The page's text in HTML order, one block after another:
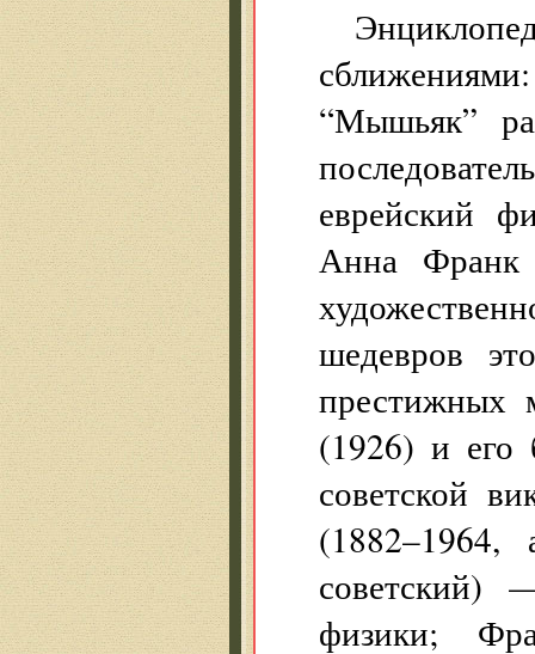
“Мышьяк”
еврейский
Анна Франк
шедевров
престижных
(1926) и его
советской
(1882–1964,
советский)
физики;